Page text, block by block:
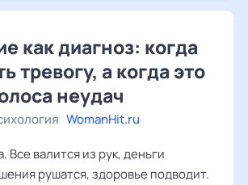
как диагноз: когда
тревогу, а когда это
неудач
WomanHit.ru
Все валится из рук, деньги
рушатся, здоровье подводит.